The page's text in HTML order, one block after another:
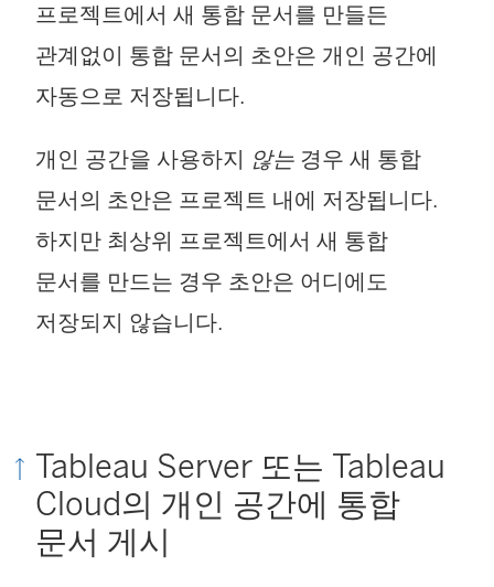
프로젝트에서 새 통합 문서를 만들든
관계없이 통합 문서의 초안은 개인 공간에
자동으로 저장됩니다.
개인 공간을 사용하지 않는 경우 새 통합
문서의 초안은 프로젝트 내에 저장됩니다.
하지만 최상위 프로젝트에서 새 통합
문서를 만드는 경우 초안은 어디에도
저장되지 않습니다.
Tableau Server 또는 Tableau
Cloud의 개인 공간에 통합
문서 게시